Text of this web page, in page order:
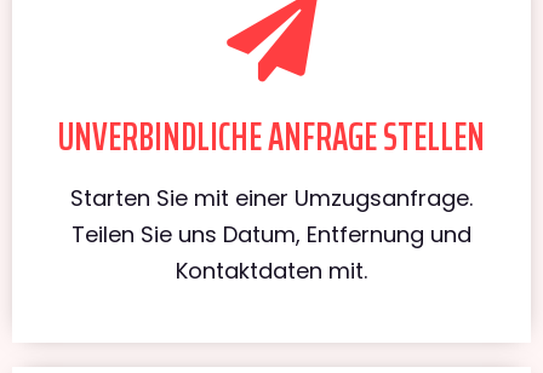
UNVERBINDLICHE ANFRAGE STELLEN
Starten Sie mit einer Umzugsanfrage.
Teilen Sie uns Datum, Entfernung und
Kontaktdaten mit.